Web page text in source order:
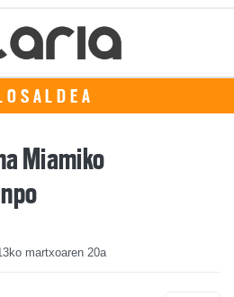
Miamiko
martxoaren 20a